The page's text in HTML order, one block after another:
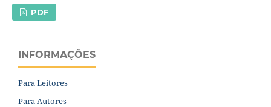
PDF
INFORMAÇÕES
Para Leitores
Para Autores